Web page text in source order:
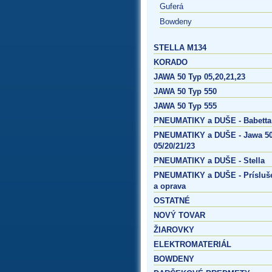
Guferá
Bowdeny
STELLA M134
KORADO
JAWA 50 Typ 05,20,21,23
JAWA 50 Typ 550
JAWA 50 Typ 555
PNEUMATIKY a DUŠE - Babetta
PNEUMATIKY a DUŠE - Jawa
05/20/21/23
PNEUMATIKY a DUŠE - Stella
PNEUMATIKY a DUŠE -
a oprava
OSTATNÉ
NOVÝ TOVAR
ŽIAROVKY
ELEKTROMATERIÁL
BOWDENY